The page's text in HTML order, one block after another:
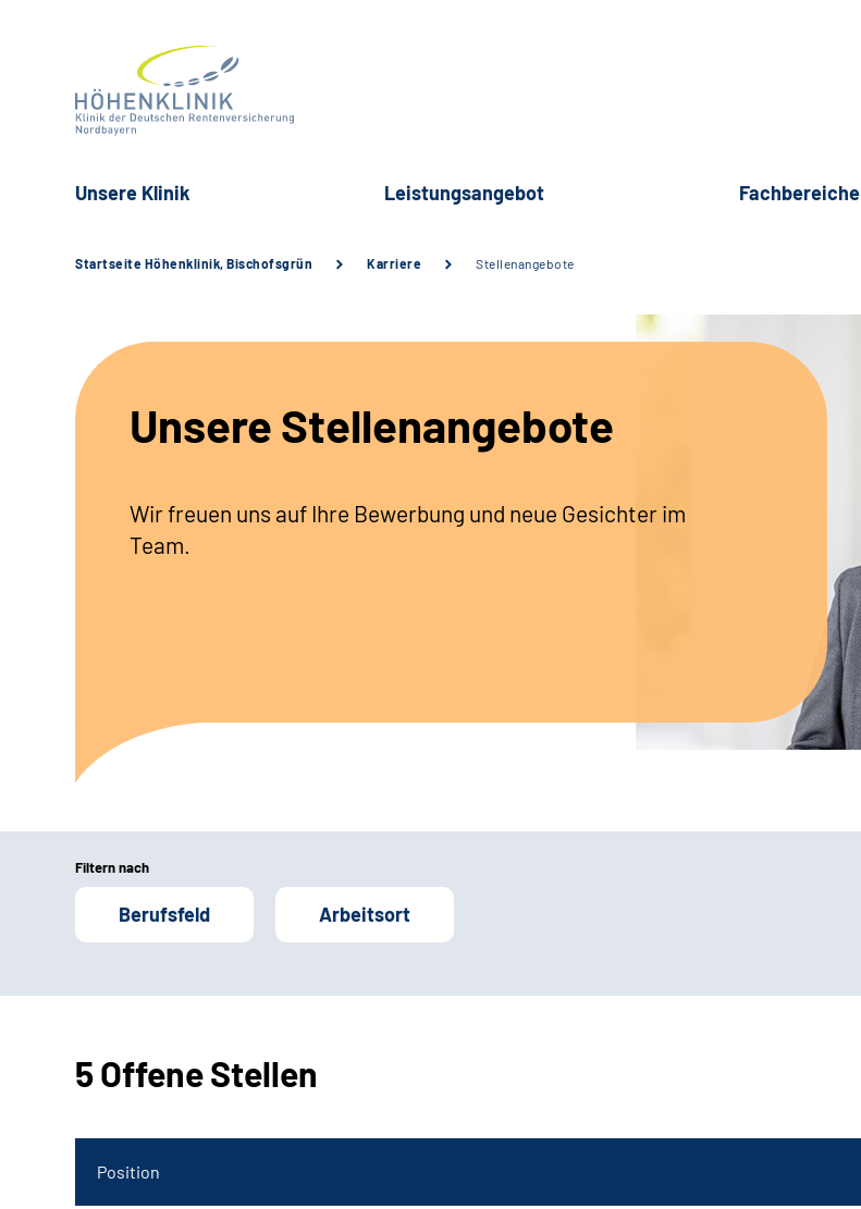
Unsere Klinik Leistungsangebot Fachbereiche
Startseite Höhenklinik, Bischofsgrün Karriere Stellenangebote
Unsere Stellenangebote
Wir freuen uns auf Ihre Bewerbung und neue Gesichter im
Team.
Filtern nach
Berufsfeld Arbeitsort
5 Offene Stellen
Position